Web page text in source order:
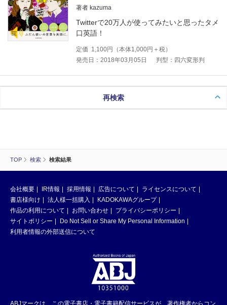
TOP 検索 検索結果
著者 kazuma
Twitterで20万人が使ってみたいと思ったタメ
口英語！
定価 1,100円（本体1,000円＋税）
発売日：2018年03月05日
判型：四六変形判
再検索
会社概要 IR情報 採用情報 広告について
ライセンスについて
書店様向け
法人様一括購入
KADOKAWAグループ
作品の利用について
お問い合わせ
プライバシーポリシー
サイトポリシー
Do Not Sell or Share My Personal Information
利用者情報の外部送信について